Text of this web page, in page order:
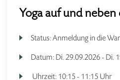
Yoga auf und
Status:Anmeldung in die
Datum: Di. 29.09.2026 - Di.
Uhrzeit: 10:15 - 11:15 Uhr